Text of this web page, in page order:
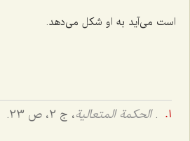
است مى‌آید به او شكل مى‌دهد.
.الحكمة المتعالیة، ج 2، ص 23.